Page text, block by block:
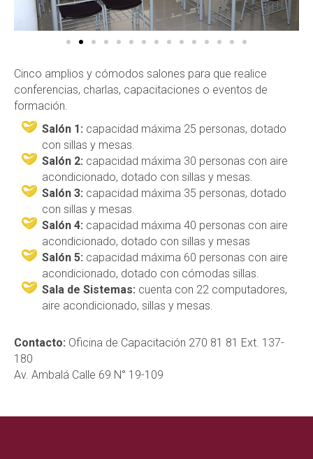
Cinco amplios y cómodos salones para que realice
conferencias, charlas, capacitaciones o eventos de
formación.
Salón 1: capacidad máxima 25 personas, dotado
con sillas y mesas.
Salón 2: capacidad máxima 30 personas con aire
acondicionado, dotado con sillas y mesas.
Salón 3: capacidad máxima 35 personas, dotado
con sillas y mesas.
Salón 4: capacidad máxima 40 personas con aire
acondicionado, dotado con sillas y mesas
Salón 5: capacidad máxima 60 personas con aire
acondicionado, dotado con cómodas sillas.
Sala de Sistemas: cuenta con 22 computadores,
aire acondicionado, sillas y mesas.
Contacto: Oficina de Capacitación 270 81 81 Ext. 137-
180
Av. Ambalá Calle 69 N° 19-109